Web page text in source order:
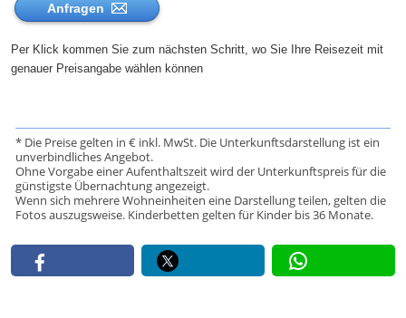
Anfragen
Per Klick kommen Sie zum nächsten Schritt, wo Sie Ihre Reisezeit mit
genauer Preisangabe wählen können
* Die Preise gelten in € inkl. MwSt. Die Unterkunftsdarstellung ist ein
unverbindliches Angebot.
Ohne Vorgabe einer Aufenthaltszeit wird der Unterkunftspreis für die
günstigste Übernachtung angezeigt.
Wenn sich mehrere Wohneinheiten eine Darstellung teilen, gelten die
Fotos auszugsweise. Kinderbetten gelten für Kinder bis 36 Monate.